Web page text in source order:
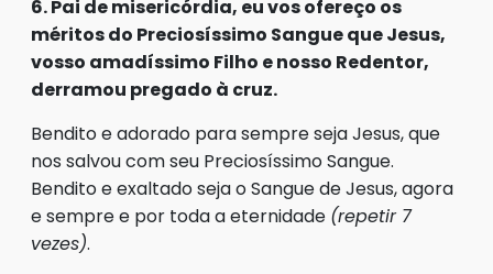
6. Pai de misericórdia, eu vos ofereço os
méritos do Preciosíssimo Sangue que Jesus,
vosso amadíssimo Filho e nosso Redentor,
derramou pregado à cruz.
Bendito e adorado para sempre seja Jesus, que
nos salvou com seu Preciosíssimo Sangue.
Bendito e exaltado seja o Sangue de Jesus, agora
e sempre e por toda a eternidade (repetir 7
vezes).